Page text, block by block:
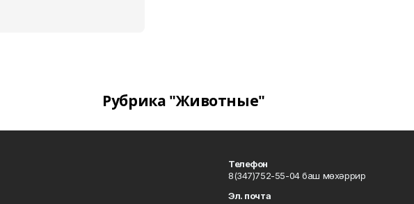
Рубрика "Животные"
Телефон
8(347)752-55-04 баш мөхәррир
Эл. почта